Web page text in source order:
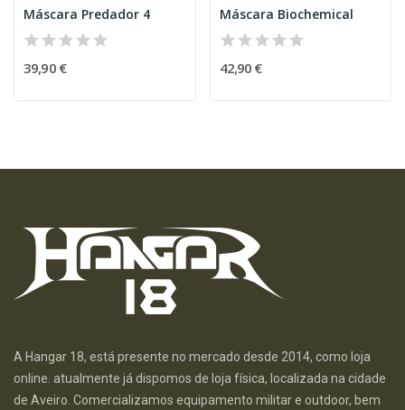
Máscara Predador 4
39,90 €
Máscara Biochemical
42,90 €
A Hangar 18, está presente no mercado desde 2014, como loja
online. atualmente já dispomos de loja física, localizada na cidade
de Aveiro. Comercializamos equipamento militar e outdoor, bem